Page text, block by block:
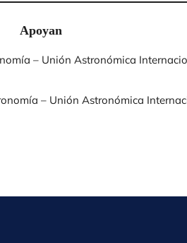
Apoyan
– Unión Astronómica
– Unión Astronómica